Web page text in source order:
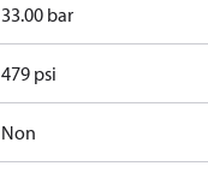
33.00 bar
479 psi
Non